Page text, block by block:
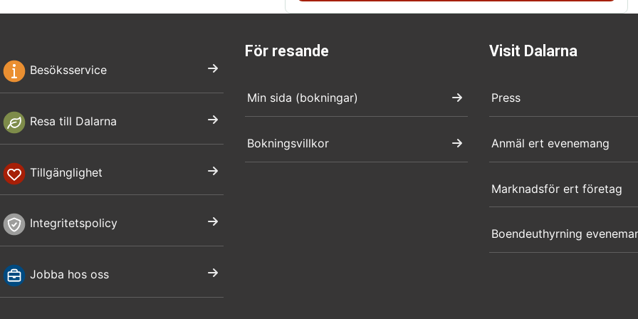
Besöksservice
Resa till Dalarna
Tillgänglighet
Integritetspolicy
Jobba hos oss
För resande
Min sida (bokningar)
Bokningsvillkor
Visit Dalarna
Press
Anmäl ert evenemang
Marknadsför ert företag
Boendeuthyrning